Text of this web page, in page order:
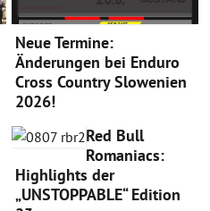
Neue Termine:
Änderungen bei Enduro
Cross Country Slowenien
2026!
Red Bull
Romaniacs:
Highlights der
„UNSTOPPABLE“ Edition